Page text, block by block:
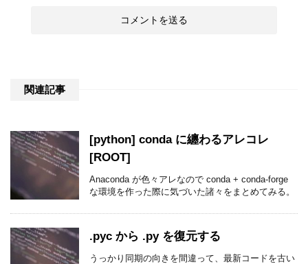
関連記事
[python] conda に纏わるアレコレ
[ROOT]
Anaconda が色々アレなので conda + conda-forge
な環境を作った際に気づいた諸々をまとめてみる。
.pyc から .py を復元する
うっかり同期の向きを間違って、最新コードを古い